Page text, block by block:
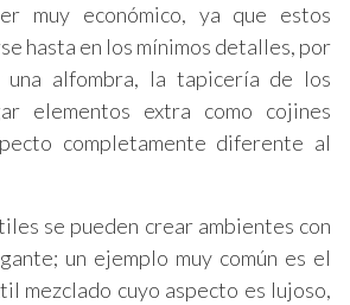
muy económico, ya que estos
hasta en los mínimos detalles, por
una alfombra, la tapicería de los
elementos extra como cojines
completamente diferente al
se pueden crear ambientes con
un ejemplo muy común es el
mezclado cuyo aspecto es lujoso,